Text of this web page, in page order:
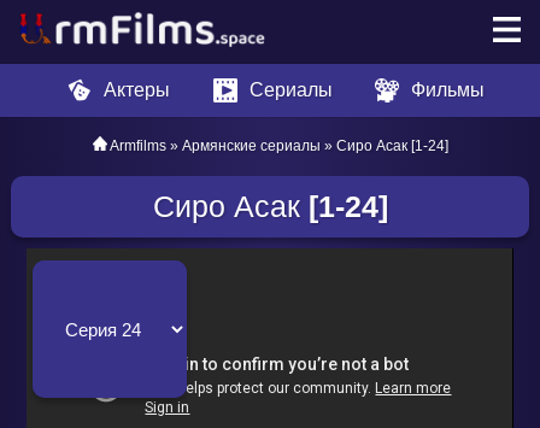
Актеры Сериалы Фильмы
Armfilms » Армянские сериалы » Сиро Асак [1-24]
Сиро Асак [1-24]